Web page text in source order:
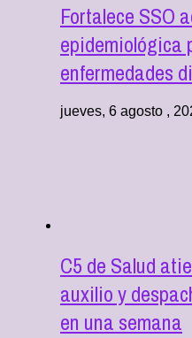
Fortalece SSO
epidemiológica
enfermedades
jueves, 6 agosto ,
C5 de Salud
auxilio y
en una semana